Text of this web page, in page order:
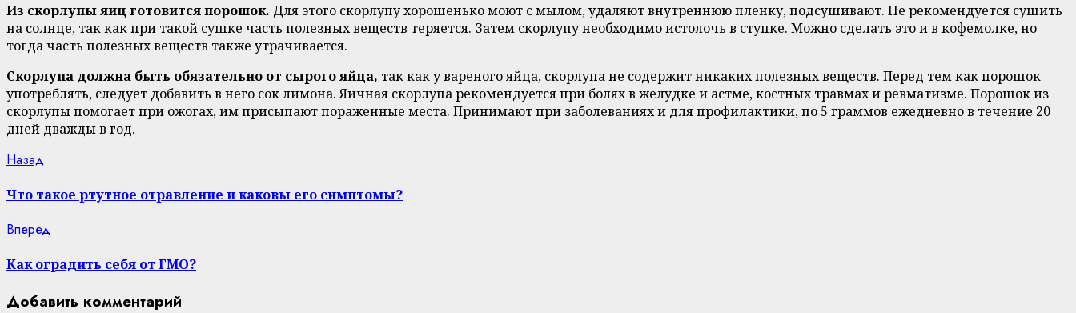
Из скорлупы яиц готовится порошок. Для этого скорлупу хорошенько моют с мылом, удаляют внутреннюю пленку, подсушивают. Не рекомендуется сушить
на солнце, так как при такой сушке часть полезных веществ теряется. Затем скорлупу необходимо истолочь в ступке. Можно сделать это и в кофемолке, но
тогда часть полезных веществ также утрачивается.
Скорлупа должна быть обязательно от сырого яйца, так как у вареного яйца, скорлупа не содержит никаких полезных веществ. Перед тем как порошок
употреблять, следует добавить в него сок лимона. Яичная скорлупа рекомендуется при болях в желудке и астме, костных травмах и ревматизме. Порошок из
скорлупы помогает при ожогах, им присыпают пораженные места. Принимают при заболеваниях и для профилактики, по 5 граммов ежедневно в течение 20
дней дважды в год.
Continue
Reading
Назад
Что такое ртутное отравление и каковы его симптомы?
Вперед
Как оградить себя от ГМО?
Добавить комментарий